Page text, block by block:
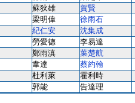
蘇狄雄 賀賢
梁明偉 徐雨石
紀仁安 沈集成
勞愛德 李易達
鄭雨滇 葉楚航
韋達 蔡約翰
杜利萊 霍利時
郭能
告達理